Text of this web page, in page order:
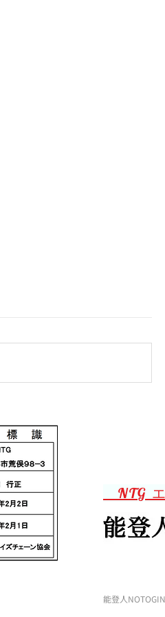
NTG
能登人